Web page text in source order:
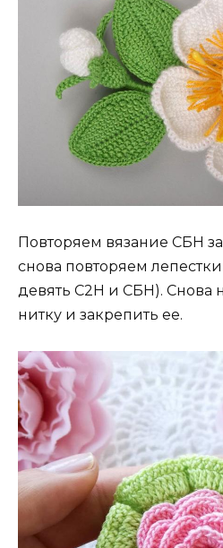
Повторяем вязание СБН
снова повторяем
девять С2Н и СБН). Снова
нитку и закрепить ее.